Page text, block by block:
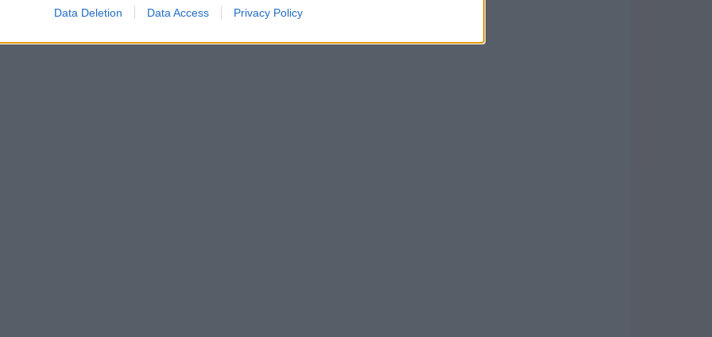
Data Deletion Data Access Privacy Policy
nutrire, proteggere e rigenerare i capelli e
scrub esfoliante.